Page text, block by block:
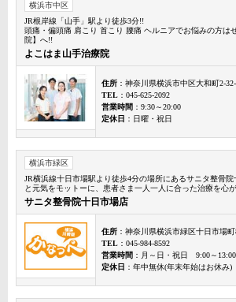
横浜市中区
JR根岸線「山手」駅より徒歩3分!!
頭痛・偏頭痛 肩こり 首こり 腰痛 ヘルニアでお悩みの方は
院】へ!!
よこはま山手治療院
住所 ：神奈川県横浜市中区大和町2-
TEL ：045-625-2092
営業時間 ：9:30～20:00
定休日 ：日曜・祝日
横浜市緑区
JR横浜線十日市場駅より徒歩4分の場所にあるサニタ整骨
と元気をモットーに、患者さま一人一人に合った治療を心が
サニタ整骨院十日市場店
住所 ：神奈川県横浜市緑区十日市場町
TEL ：045-984-8592
営業時間 ：月～日・祝日 9:00～
定休日 ：年中無休(年末年始はお休み)